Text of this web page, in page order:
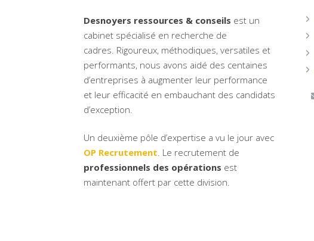
Desnoyers ressources & conseils est un
cabinet spécialisé en recherche de
cadres. Rigoureux, méthodiques, versatiles et
performants, nous avons aidé des centaines
d’entreprises à augmenter leur performance
et leur efficacité en embauchant des candidats
d’exception.
Un deuxième pôle d’expertise a vu le jour avec
OP Recrutement. Le recrutement de
professionnels des opérations est
maintenant offert par cette division.